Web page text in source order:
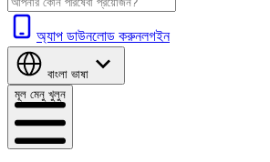
অ্যাপ ডাউনলোড করুনলগইন
বাংলা ভাষা
মূল মেনু খুলুন